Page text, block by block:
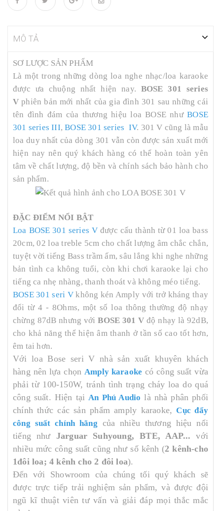
MÔ TẢ
SƠ LƯỢC SẢN PHẨM
Là một trong những dòng loa nghe nhạc/loa karaoke
được ưa chuộng nhất hiện nay. BOSE 301 series
V phiên bản mới nhất của gia đình 301 sau những cái
tên đình đám của thương hiệu loa BOSE nhưBOSE
301 series III,BOSE 301 series IV. 301 V cũng là mẫu
loa duy nhất của dòng 301 vẫn còn được sản xuất mới
hiện nay nên quý khách hàng có thể hoàn toàn yên
tâm về chất lượng, độ bền và chính sách bảo hành cho
sản phẩm.
ĐẶC ĐIỂM NỔI BẬT
Loa BOSE 301 series V được cấu thành từ 01 loa bass
20cm, 02 loa treble 5cm cho chất lượng âm chắc chắn,
tuyệt vời tiếng Bass trầm ấm, sâu lắng khi nghe những
bản tình ca không tuổi, còn khi chơi karaoke lại cho
tiếng ca nhẹ nhàng, thanh thoát và không méo tiếng.
BOSE 301 seri V không kén Amply với trở kháng thay
đổi từ 4 - 8Ohms, một số loa thông thường độ nhạy
chừng 87dB nhưng vớiBOSE 301 V độ nhạy là 92dB,
cho khả năng thể hiện âm thanh ở tần số cao tốt hơn,
êm tai hơn.
Với loa Bose seri V nhà sản xuất khuyên khách
hàng nên lựa chọn Amply karaoke có công suất vừa
phải từ 100-150W, tránh tình trạng cháy loa do quá
công suất. Hiện tại An Phú Audio là nhà phân phối
chính thức các sản phẩm amply karaoke,Cục đẩy
công suất chính hãng của nhiều thương hiệu nổi
tiếng như Jarguar Suhyoung, BTE, AAP...với
nhiều mức công suất cũng như số kênh (2 kênh-cho
1đôi loa; 4 kênh cho 2 đôi loa).
Đến với Showroom của chúng tối quý khách sẽ
được trực tiếp trải nghiệm sản phẩm, và được đội
ngũ kĩ thuật viên tư vấn và giải đáp mọi thắc mắc